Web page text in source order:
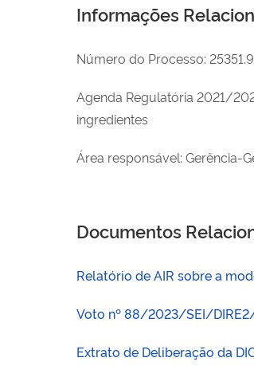
Informações
Número do Processo:
Agenda Regulatória 2021/
ingredientes
Área responsável: Gerência-
Documentos
Relatório de AIR sobre a
Voto nº 88/2023/SEI/
Extrato de Deliberação da